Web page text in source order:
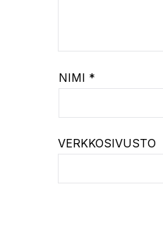
NIMI *
VERKKOSIVUSTO